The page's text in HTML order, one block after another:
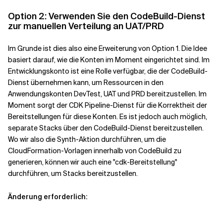
Option 2: Verwenden Sie den CodeBuild-Dienst
zur manuellen Verteilung an UAT/PRD
Im Grunde ist dies also eine Erweiterung von Option 1. Die Idee
basiert darauf, wie die Konten im Moment eingerichtet sind. Im
Entwicklungskonto ist eine Rolle verfügbar, die der CodeBuild-
Dienst übernehmen kann, um Ressourcen in den
Anwendungskonten DevTest, UAT und PRD bereitzustellen. Im
Moment sorgt der CDK Pipeline-Dienst für die Korrektheit der
Bereitstellungen für diese Konten. Es ist jedoch auch möglich,
separate Stacks über den CodeBuild-Dienst bereitzustellen.
Wo wir also die Synth-Aktion durchführen, um die
CloudFormation-Vorlagen innerhalb von CodeBuild zu
generieren, können wir auch eine "cdk-Bereitstellung"
durchführen, um Stacks bereitzustellen.
Änderung erforderlich: